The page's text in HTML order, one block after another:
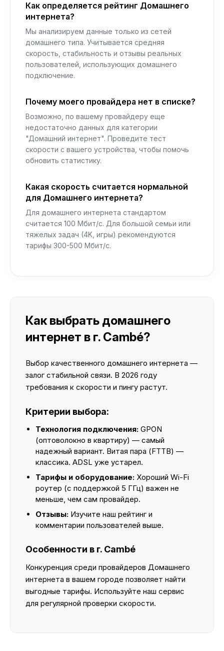
Как определяется рейтинг Домашнего
интернета?
Мы анализируем данные только из сетей
домашнего типа. Учитывается средняя
скорость, стабильность и отзывы реальных
пользователей, использующих домашнего
подключение.
Почему моего провайдера нет в списке?
Возможно, по вашему провайдеру еще
недостаточно данных для категории
"Домашний интернет". Проведите тест
скорости с вашего устройства, чтобы помочь
обновить статистику.
Какая скорость считается нормальной
для Домашнего интернета?
Для домашнего интернета стандартом
считается 100 Мбит/с. Для большой семьи или
тяжелых задач (4K, игры) рекомендуются
тарифы 300-500 Мбит/с.
Как выбрать домашнего
интернет в г. Cambé?
Выбор качественного домашнего интернета —
залог стабильной связи. В 2026 году
требования к скорости и пингу растут.
Критерии выбора:
Технология подключения: GPON
(оптоволокно в квартиру) — самый
надежный вариант. Витая пара (FTTB) —
классика. ADSL уже устарел.
Тарифы и оборудование: Хороший Wi-Fi
роутер (с поддержкой 5 ГГц) важен не
меньше, чем сам провайдер.
Отзывы: Изучите наш рейтинг и
комментарии пользователей выше.
Особенности в г. Cambé
Конкуренция среди провайдеров Домашнего
интернета в вашем городе позволяет найти
выгодные тарифы. Используйте наш сервис
для регулярной проверки скорости.